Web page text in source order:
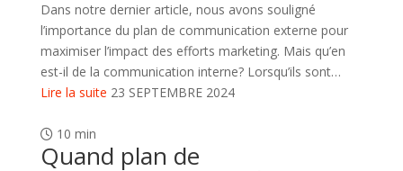
Dans notre dernier article, nous avons souligné
l’importance du plan de communication externe pour
maximiser l’impact des efforts marketing. Mais qu’en
est-il de la communication interne? Lorsqu’ils sont…
Lire la suite 23 SEPTEMBRE 2024
10 min
Quand plan de